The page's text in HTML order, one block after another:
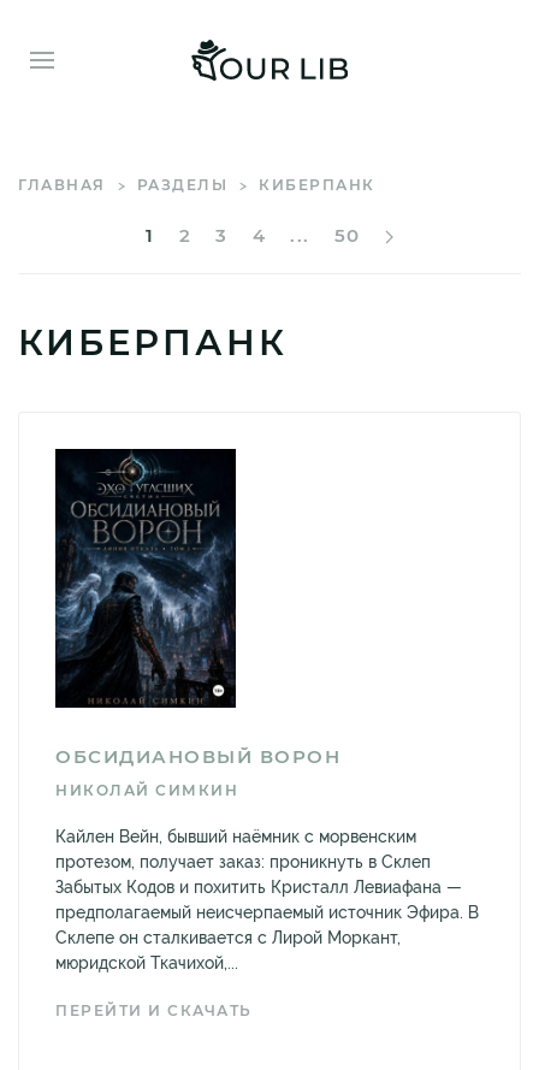
ГЛАВНАЯ РАЗДЕЛЫ КИБЕРПАНК
1 2 3 4 ... 50
КИБЕРПАНК
ОБСИДИАНОВЫЙ ВОРОН
НИКОЛАЙ СИМКИН
Кайлен Вейн, бывший наёмник с морвенским
протезом, получает заказ: проникнуть в Склеп
Забытых Кодов и похитить Кристалл Левиафана —
предполагаемый неисчерпаемый источник Эфира. В
Склепе он сталкивается с Лирой Моркант,
мюридской Ткачихой,...
ПЕРЕЙТИ И СКАЧАТЬ